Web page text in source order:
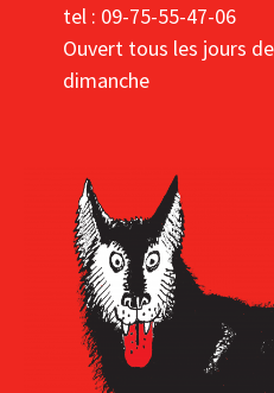
tel : 09-75-55-47-06
Ouvert tous les jours
dimanche